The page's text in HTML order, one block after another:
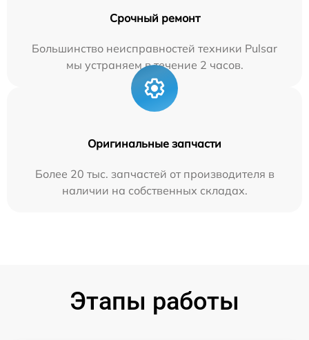
Срочный ремонт
Большинство неисправностей техники Pulsar
мы устраняем в течение 2 часов.
Оригинальные запчасти
Более 20 тыс. запчастей от производителя в
наличии на собственных складах.
Этапы работы